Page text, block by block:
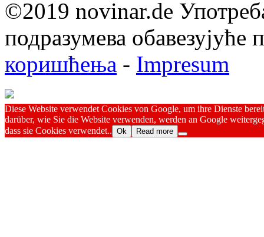
©2019 novinar.de
подразумева обавезујуће
коришћења - Impresum
Diese Website verwendet Cookies von Google, um ihre Dienste
darüber, wie Sie die Website verwenden, werden an Google
dass sie Cookies verwendet.. Ok Read more